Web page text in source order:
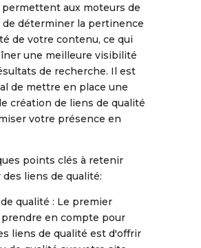
permettent aux moteurs de
de déterminer la pertinence
de votre contenu, ce qui
une meilleure visibilité
de recherche. Il est
de mettre en place une
création de liens de qualité
votre présence en
points clés à retenir
liens de qualité:
qualité : Le premier
en compte pour
liens de qualité est d'offrir